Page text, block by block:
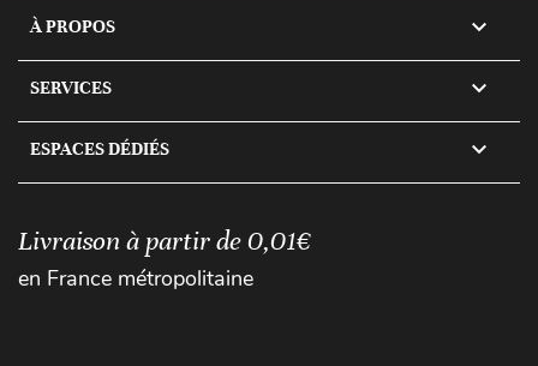
À PROPOS 
SERVICES 
ESPACES DÉDIÉS 
Livraison à partir de 0,01€
en France métropolitaine